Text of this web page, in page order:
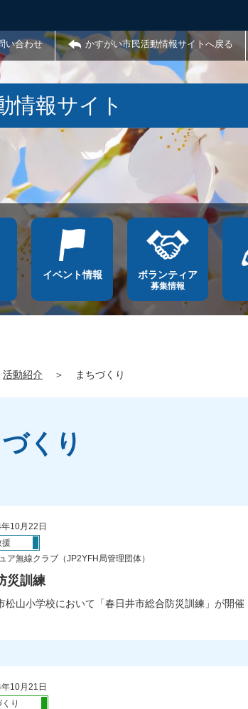
い合わせ かすがい市民活動情報サイトへ戻る
情報サイト
イベント情報 ボランティア
募集情報
活動紹介 ＞ まちづくり
くり
10月22日
援
ア無線クラブ（JP2YFH局管理団体）
災訓練
山小学校において「春日井市総合防災訓練」が開催
10月21日
り